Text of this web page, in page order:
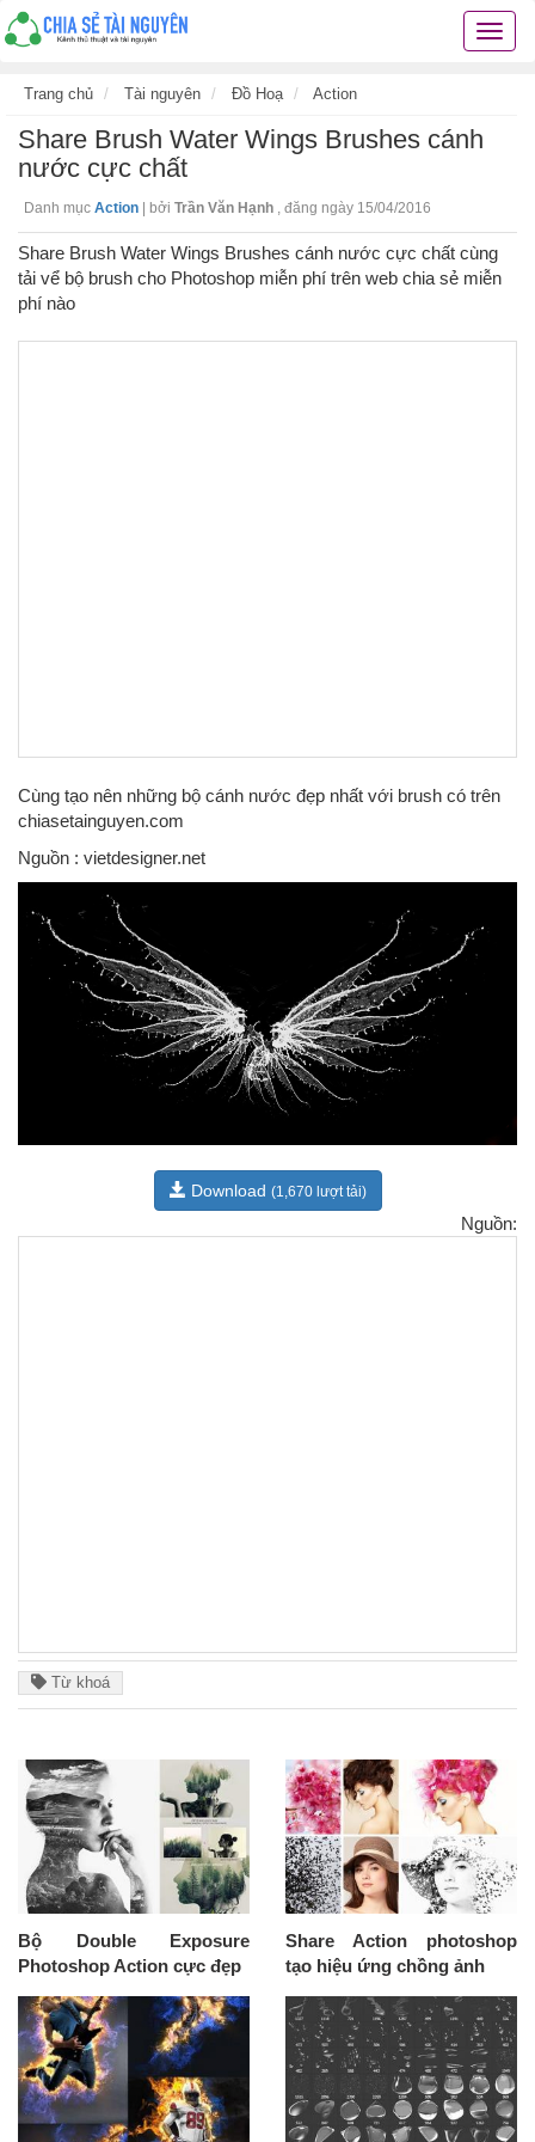
Chia
các
thủ
thuật
Trang chủ Tài nguyên Đồ Hoạ Action
Share Brush Water Wings Brushes cánh
nước cực chất
Danh mục Action bởi Trần Văn Hạnh , đăng ngày 15/04/2016
Share Brush Water Wings Brushes cánh nước cực chất cùng
tải vể bộ brush cho Photoshop miễn phí trên web chia sẻ miễn
phí nào
Cùng tạo nên những bộ cánh nước đẹp nhất với brush có trên
chiasetainguyen.com
Nguồn : vietdesigner.net
Download (1,670 lượt tải)
Nguồn:
Từ khoá
Bộ Double Exposure
Photoshop Action cực đẹp
Share Action photoshop
tạo hiệu ứng chồng ảnh